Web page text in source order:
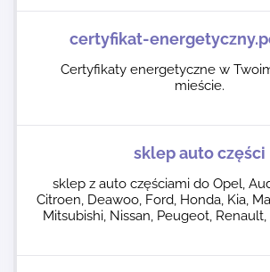
certyfikat-
Certyfikaty energetyczne w
mieście.
sklep auto części
sklep z auto częściami do Opel,
Citroen, Deawoo, Ford, Honda, Kia,
Mitsubishi, Nissan, Peugeot,